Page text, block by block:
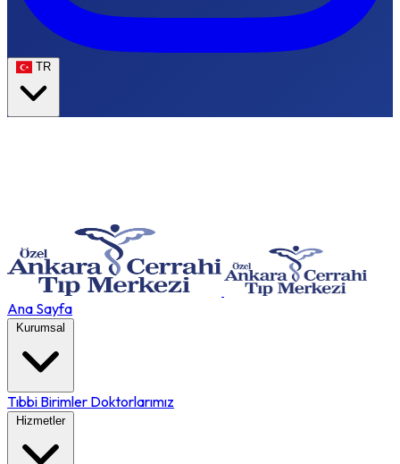
TR
Ana Sayfa
Kurumsal
Tıbbi Birimler Doktorlarımız
Hizmetler